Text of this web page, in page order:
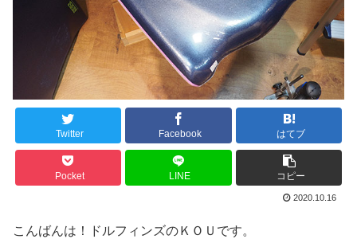
Twitter Facebook はてブ
Pocket LINE コピー
2020.10.16
こんばんは！ドルフィンズのＫＯＵです。